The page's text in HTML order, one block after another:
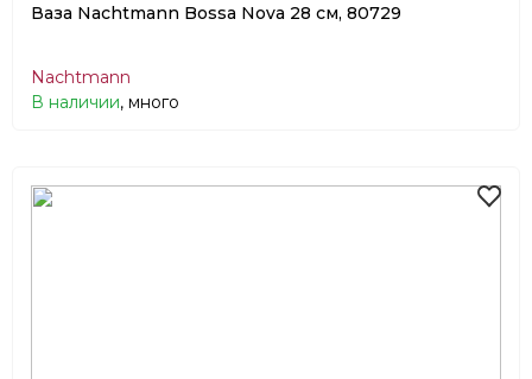
Ваза Nachtmann Bossa Nova 28 см, 80729
Nachtmann
В наличии, много